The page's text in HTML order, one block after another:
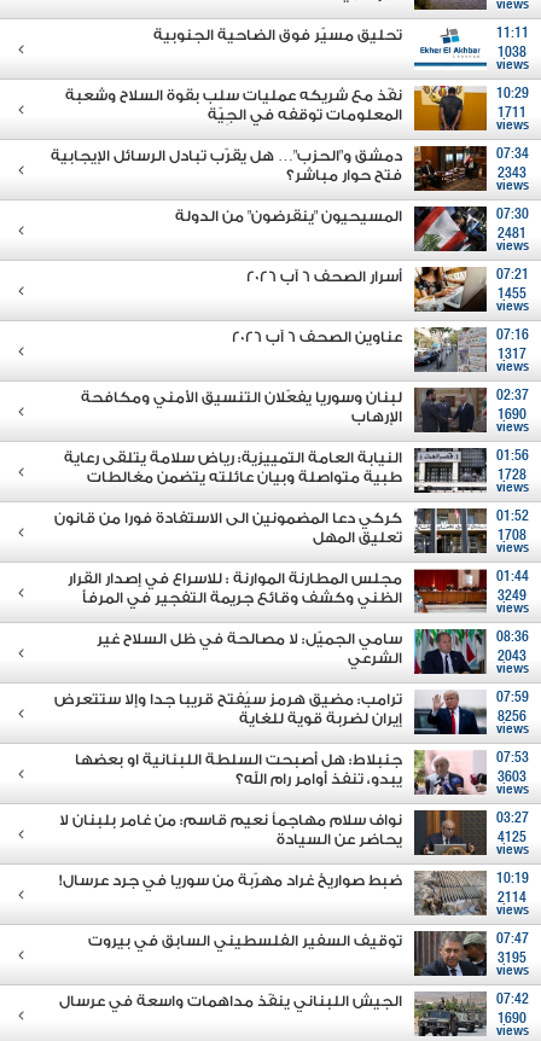
views
11:11
1038
views
تحليق مسيّر فوق الضاحية الجنوبية
10:29
1711
views
نفّذ مع شريكه عمليات سلب بقوة السلاح وشعبة
المعلومات توقفه في الجِيّة
07:34
2343
views
دمشق و"الحزب"… هل يقرّب تبادل الرسائل الإيجابية
فتح حوار مباشر؟
07:30
2481
views
المسيحيون "ينقرضون" من الدولة
07:21
1455
views
أسرار الصحف 6 آب 2026
07:16
1317
views
عناوين الصحف 6 آب 2026
02:37
1690
views
لبنان وسوريا يفعّلان التنسيق الأمني ومكافحة
الإرهاب
01:56
1728
views
النيابة العامة التمييزية: رياض سلامة يتلقى رعاية
طبية متواصلة وبيان عائلته يتضمن مغالطات
01:52
1708
views
كركي دعا المضمونين الى الاستفادة فورا من قانون
تعليق المهل
01:44
3249
views
مجلس المطارنة الموارنة : للاسراع في إصدار القرار
الظني وكشف وقائع جريمة التفجير في المرفأ
08:36
2043
views
سامي الجميّل: لا مصالحة في ظل السلاح غير
الشرعي
07:59
8256
views
ترامب: مضيق هرمز سيُفتح قريبا جدا وإلا ستتعرض
إيران لضربة قوية للغاية
07:53
3603
views
جنبلاط: هل أصبحت السلطة اللبنانية او بعضها
يبدو، تنفذ أوامر رام الله؟
03:27
4125
views
نواف سلام مهاجماً نعيم قاسم: من غامر بلبنان لا
يحاضر عن السيادة
10:19
2114
views
ضبط صواريخ غراد مهرّبة من سوريا في جرد عرسال!
07:47
3195
views
توقيف السفير الفلسطيني السابق في بيروت
07:42
1690
views
الجيش اللبناني ينفّذ مداهمات واسعة في عرسال